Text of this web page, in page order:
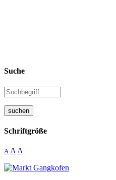
Suche
suchen
Schriftgröße
A A A